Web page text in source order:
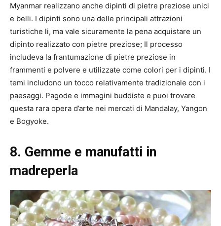
Myanmar realizzano anche dipinti di pietre preziose unici
e belli. I dipinti sono una delle principali attrazioni
turistiche li, ma vale sicuramente la pena acquistare un
dipinto realizzato con pietre preziose; Il processo
includeva la frantumazione di pietre preziose in
frammenti e polvere e utilizzate come colori per i dipinti. I
temi includono un tocco relativamente tradizionale con i
paesaggi. Pagode e immagini buddiste e puoi trovare
questa rara opera d’arte nei mercati di Mandalay, Yangon
e Bogyoke.
8. Gemme e manufatti in
madreperla